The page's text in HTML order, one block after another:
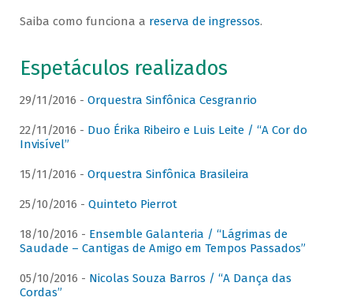
Saiba como funciona a reserva de ingressos.
Espetáculos realizados
29/11/2016 - Orquestra Sinfônica Cesgranrio
22/11/2016 - Duo Érika Ribeiro e Luis Leite / “A Cor do
Invisível”
15/11/2016 - Orquestra Sinfônica Brasileira
25/10/2016 - Quinteto Pierrot
18/10/2016 - Ensemble Galanteria / “Lágrimas de
Saudade – Cantigas de Amigo em Tempos Passados”
05/10/2016 - Nicolas Souza Barros / “A Dança das
Cordas”